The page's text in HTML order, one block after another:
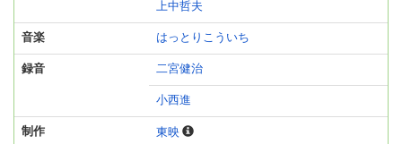
上中哲夫
音楽 はっとりこういち
録音 二宮健治
小西進
制作 東映